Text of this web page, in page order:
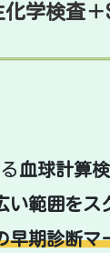
学検査
血球計算
い範囲をス
早期診断マ